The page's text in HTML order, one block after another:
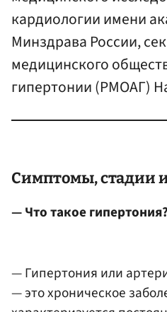
кардиологии имени
Минздрава России,
медицинского
гипертонии (РМОАГ)
Симптомы, стадии
— Что такое гипертония?
— Гипертония или
— это хроническое